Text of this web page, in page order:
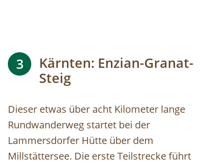
3
Kärnten: Enzian-Granat-
Steig
Dieser etwas über acht Kilometer lange
Rundwanderweg startet bei der
Lammersdorfer Hütte über dem
Millstättersee. Die erste Teilstrecke führt